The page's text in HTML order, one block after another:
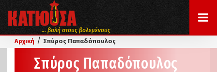
... βολή στους βολεμένους
Αρχική / Σπύρος Παπαδόπουλος
Σπύρος Παπαδόπουλος